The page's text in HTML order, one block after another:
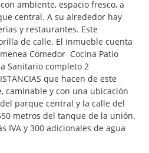
ambiente, espacio fresco, a
central. A su alrededor hay
y restaurantes. Este
de calle. El inmueble cuenta
Comedor Cocina Patio
Sanitario completo 2
que hacen de este
caminable y con una ubicación
parque central y la calle del
metros del tanque de la unión.
IVA y 300 adicionales de agua